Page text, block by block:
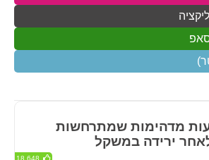
מדהימות שמתרחשות
ירידה במשקל
18,648